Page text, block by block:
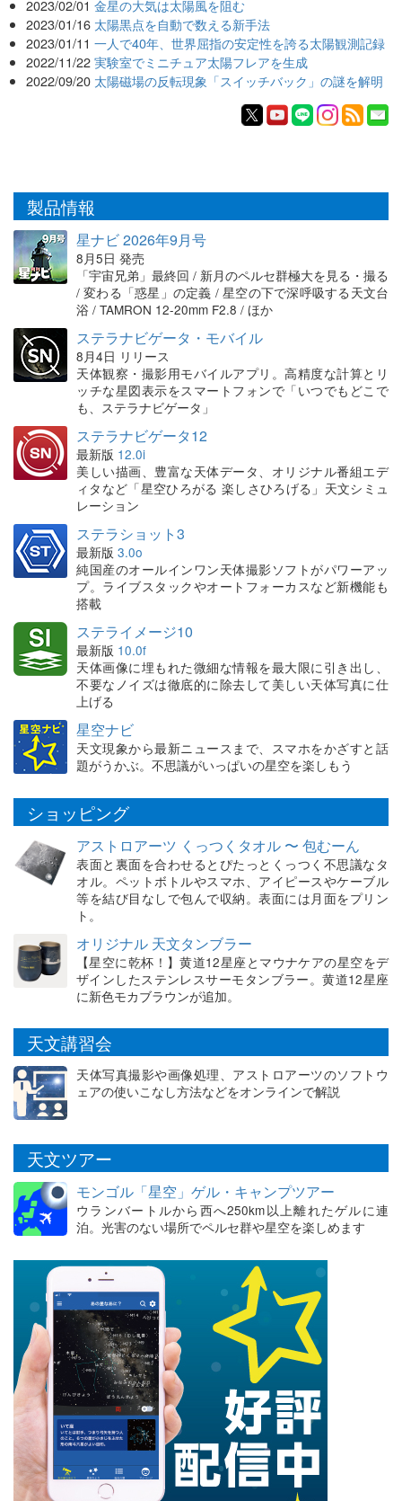
2023/02/01 金星の大気は太陽風を阻む
2023/01/16 太陽黒点を自動で数える新手法
2023/01/11 一人で40年、世界屈指の安定性を誇る太陽観測記録
2022/11/22 実験室でミニチュア太陽フレアを生成
2022/09/20 太陽磁場の反転現象「スイッチバック」の謎を解明
製品情報
星ナビ 2026年9月号
8月5日 発売
「宇宙兄弟」最終回 / 新月のペルセ群極大を見る・撮る
/ 変わる「惑星」の定義 / 星空の下で深呼吸する天文台
浴 / TAMRON 12-20mm F2.8 / ほか
ステラナビゲータ・モバイル
8月4日 リリース
天体観察・撮影用モバイルアプリ。高精度な計算とリ
ッチな星図表示をスマートフォンで「いつでもどこで
も、ステラナビゲータ」
ステラナビゲータ12
最新版 12.0i
美しい描画、豊富な天体データ、オリジナル番組エデ
ィタなど「星空ひろがる 楽しさひろげる」天文シミュ
レーション
ステラショット3
最新版 3.0o
純国産のオールインワン天体撮影ソフトがパワーアッ
プ。ライブスタックやオートフォーカスなど新機能も
搭載
ステライメージ10
最新版 10.0f
天体画像に埋もれた微細な情報を最大限に引き出し、
不要なノイズは徹底的に除去して美しい天体写真に仕
上げる
星空ナビ
天文現象から最新ニュースまで、スマホをかざすと話
題がうかぶ。不思議がいっぱいの星空を楽しもう
ショッピング
アストロアーツ くっつくタオル 〜 包むーん
表面と裏面を合わせるとぴたっとくっつく不思議なタ
オル。ペットボトルやスマホ、アイピースやケーブル
等を結び目なしで包んで収納。表面には月面をプリン
ト。
オリジナル 天文タンブラー
【星空に乾杯！】黄道12星座とマウナケアの星空をデ
ザインしたステンレスサーモタンブラー。黄道12星座
に新色モカブラウンが追加。
天文講習会
天体写真撮影や画像処理、アストロアーツのソフトウ
ェアの使いこなし方法などをオンラインで解説
天文ツアー
モンゴル「星空」ゲル・キャンプツアー
ウランバートルから西へ250km以上離れたゲルに連
泊。光害のない場所でペルセ群や星空を楽しめます